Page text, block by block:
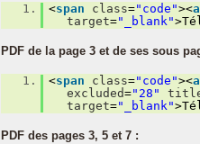
1. <span class="code"><
target="_blank"
PDF de la page 3 et de ses sous
1. <span class="code"><
excluded="28"
target="_blank"
PDF des pages 3, 5 et 7 :